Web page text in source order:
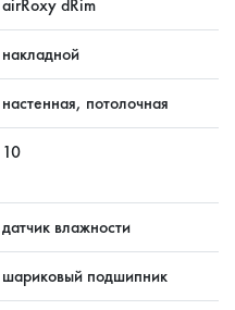
airRoxy dRim
накладной
настенная, потолочная
10
датчик влажности
шариковый подшипник